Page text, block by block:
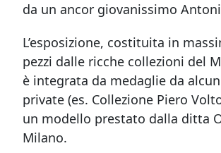
da un ancor giovanissimo
L’esposizione, costituita in
pezzi dalle ricche collezioni del
è integrata da medaglie da
private (es. Collezione Piero
un modello prestato dalla ditta
Milano.